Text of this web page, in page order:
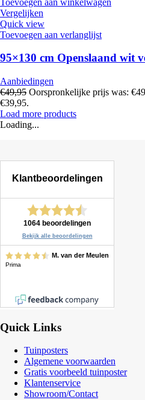
Vergelijken
Quick view
Toevoegen aan verlanglijst
95×130 cm Openslaand wit
Aanbiedingen
€49,95 Oorspronkelijke prijs was:
€39,95.
Load more products
Loading...
Quick Links
Tuinposters
Algemene voorwaarden
Gratis voorbeeld tuinposter
Klantenservice
Showroom/Contact